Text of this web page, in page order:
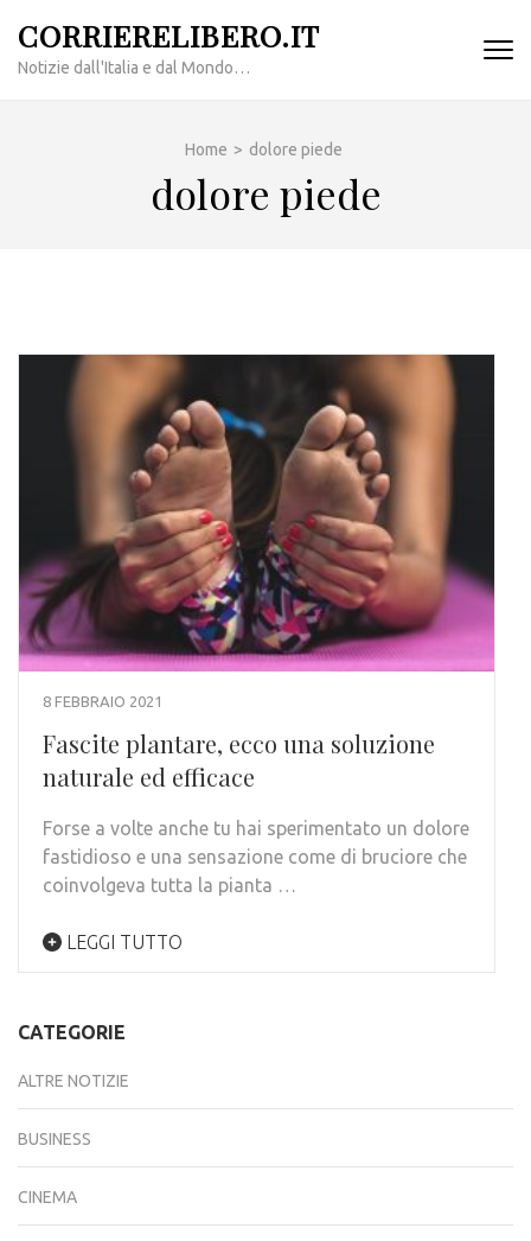
contenuto
CORRIERELIBERO.IT
Notizie dall'Italia e dal Mondo…
Home > dolore piede
dolore piede
8 FEBBRAIO 2021
Fascite plantare, ecco una soluzione
naturale ed efficace
Forse a volte anche tu hai sperimentato un dolore
fastidioso e una sensazione come di bruciore che
coinvolgeva tutta la pianta …
LEGGI TUTTO
CATEGORIE
ALTRE NOTIZIE
BUSINESS
CINEMA